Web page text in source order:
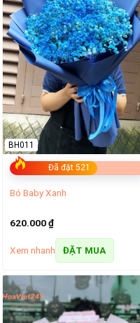
Đã đặt 521
BH011
Bó Baby Xanh
620.000₫
Xem nhanh ĐẶT MUA